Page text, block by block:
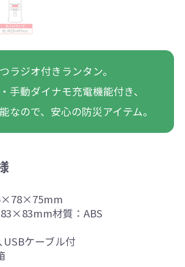
ラジオ付きランタン。
手動ダイナモ充電機能付き、
なので、安心の防災アイテム。
材質：ABS
USBケーブル付